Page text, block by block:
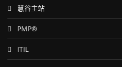
慧谷主站
PMP®
ITIL